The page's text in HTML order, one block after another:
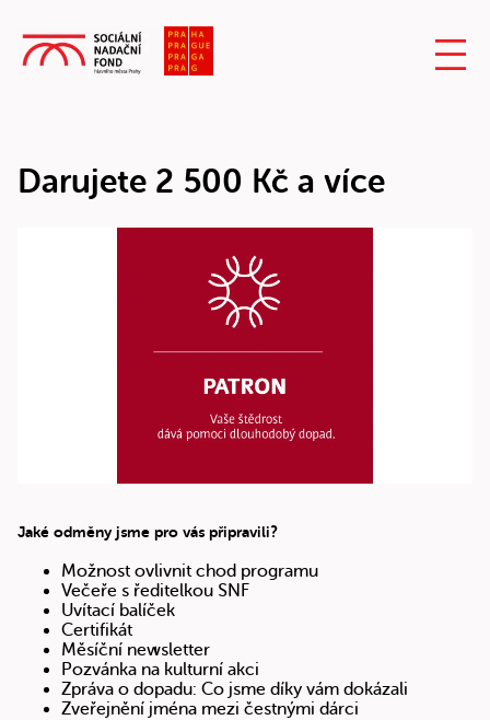
Darujete 2 500 Kč a více
Jaké odměny jsme pro vás připravili?
Možnost ovlivnit chod programu
Večeře s ředitelkou SNF
Uvítací balíček
Certifikát
Měsíční newsletter
Pozvánka na kulturní akci
Zpráva o dopadu: Co jsme díky vám dokázali
Zveřejnění jména mezi čestnými dárci